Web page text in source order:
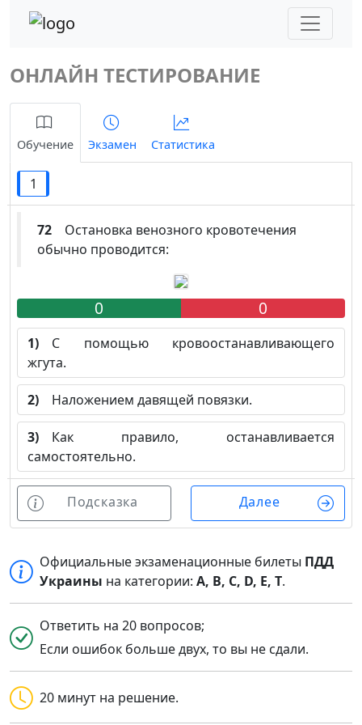
ОНЛАЙН ТЕСТИРОВАНИЕ
Обучение Экзамен Статистика
1
72 Остановка венозного кровотечения
обычно проводится:
0 0
1) С помощью кровоостанавливающего
жгута.
2) Наложением давящей повязки.
3) Как правило, останавливается
самостоятельно.
Подсказка Далее
Официальные экзаменационные билеты ПДД
Украины на категории:A, B, C, D, E, T.
Ответить на 20 вопросов;
Если ошибок больше двух, то вы не сдали.
20 минут на решение.